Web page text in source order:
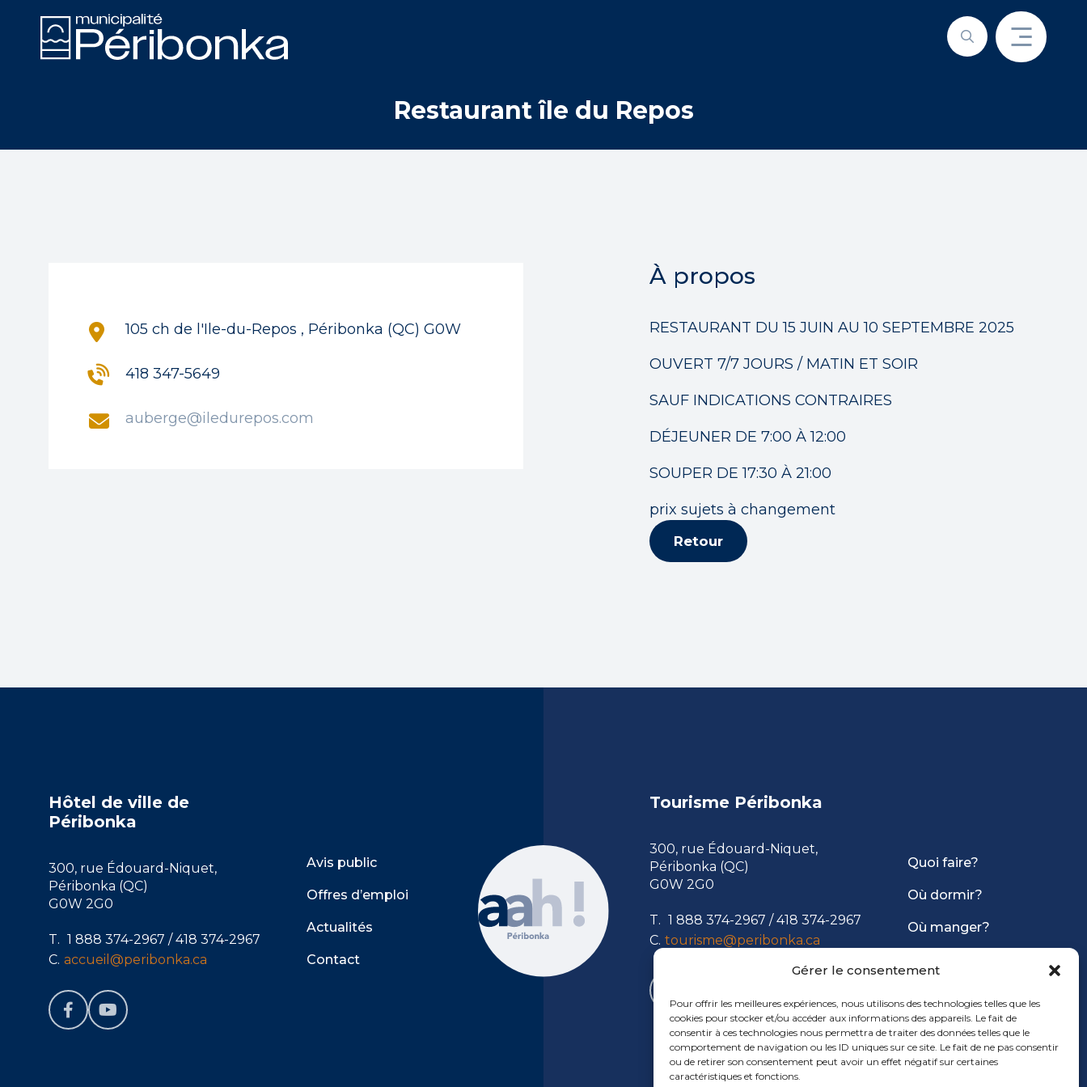
Gérer le consentement
Pour offrir les meilleures expériences, nous utilisons des technologies telles que les
cookies pour stocker et/ou accéder aux informations des appareils. Le fait de
consentir à ces technologies nous permettra de traiter des données telles que le
comportement de navigation ou les ID uniques sur ce site. Le fait de ne pas consentir
ou de retirer son consentement peut avoir un effet négatif sur certaines
caractéristiques et fonctions.
Restaurant île du Repos
105 ch de l'Ile-du-Repos , Péribonka (QC) G0W
418 347-5649
auberge@iledurepos.com
À propos
RESTAURANT DU 15 JUIN AU 10 SEPTEMBRE 2025
OUVERT 7/7 JOURS / MATIN ET SOIR
SAUF INDICATIONS CONTRAIRES
DÉJEUNER DE 7:00 À 12:00
SOUPER DE 17:30 À 21:00
prix sujets à changement
Retour
Hôtel de ville de
Péribonka
300, rue Édouard-Niquet,
Péribonka (QC)
G0W 2G0
T. 1 888 374-2967 /418 374-2967
C. accueil@peribonka.ca
Avis public
Offres d’emploi
Actualités
Contact
Tourisme Péribonka
300, rue Édouard-Niquet,
Péribonka (QC)
G0W 2G0
T. 1 888 374-2967 /418 374-2967
C. tourisme@peribonka.ca
Quoi faire?
Où dormir?
Où manger?